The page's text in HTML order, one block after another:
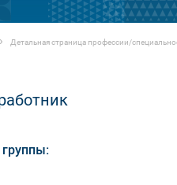
Детальная страница профессии/
группы: